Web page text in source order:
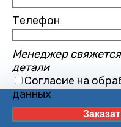
Телефон
Менеджер
детали
Согласие на
данных